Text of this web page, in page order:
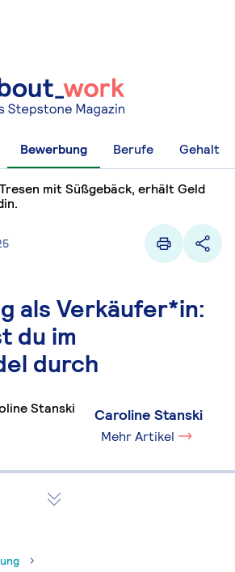
Bewerbung Berufe Gehalt
als Verkäufer*in:
du im
durch
Caroline Stanski
Mehr Artikel